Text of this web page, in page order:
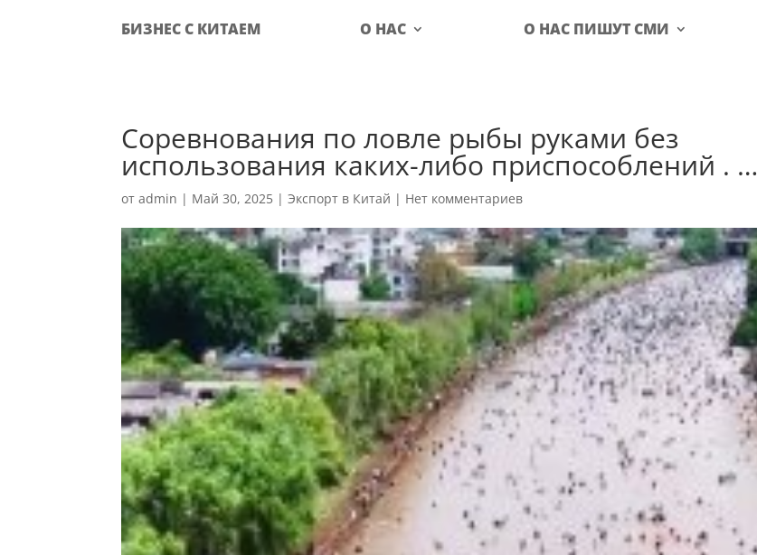
БИЗНЕС С КИТАЕМ О НАС О НАС ПИШУТ СМИ
Соревнования по ловле рыбы руками без
использования каких-либо приспособлений . …
отadmin | Май 30, 2025 |Экспорт в Китай | Нет комментариев